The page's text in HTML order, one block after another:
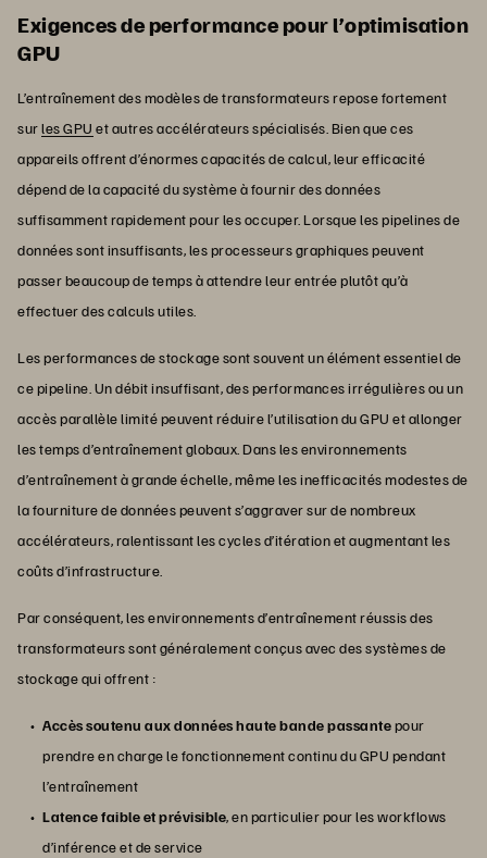
Exigences de performance pour l’optimisation
GPU
L’entraînement des modèles de transformateurs repose fortement
surles GPU et autres accélérateurs spécialisés. Bien que ces
appareils offrent d’énormes capacités de calcul, leur efficacité
dépend de la capacité du système à fournir des données
suffisamment rapidement pour les occuper. Lorsque les pipelines de
données sont insuffisants, les processeurs graphiques peuvent
passer beaucoup de temps à attendre leur entrée plutôt qu’à
effectuer des calculs utiles.
Les performances de stockage sont souvent un élément essentiel de
ce pipeline. Un débit insuffisant, des performances irrégulières ou un
accès parallèle limité peuvent réduire l’utilisation du GPU et allonger
les temps d’entraînement globaux. Dans les environnements
d’entraînement à grande échelle, même les inefficacités modestes de
la fourniture de données peuvent s’aggraver sur de nombreux
accélérateurs, ralentissant les cycles d’itération et augmentant les
coûts d’infrastructure.
Par conséquent, les environnements d’entraînement réussis des
transformateurs sont généralement conçus avec des systèmes de
stockage qui offrent :
Accès soutenu aux données haute bande passantepour
prendre en charge le fonctionnement continu du GPU pendant
l’entraînement
Latence faible et prévisible, en particulier pour les workflows
d’inférence et de service